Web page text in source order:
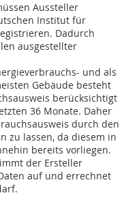
Aussteller
Institut für
Dadurch
ausgestellter
und als
Gebäude besteht
berücksichtigt
36 Monate. Daher
durch den
zu lassen, da diesem in
bereits vorliegen.
der Ersteller
auf und errechnet